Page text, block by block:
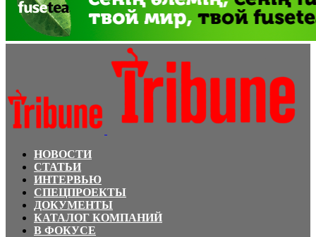
НОВОСТИ
СТАТЬИ
ИНТЕРВЬЮ
СПЕЦПРОЕКТЫ
ДОКУМЕНТЫ
КАТАЛОГ КОМПАНИЙ
В ФОКУСЕ